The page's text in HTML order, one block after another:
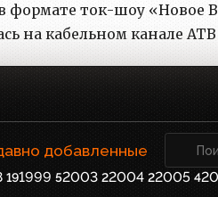
формате ток-шоу «Новое
на кабельном канале
добавленные
191999 52003 22004 22005 4